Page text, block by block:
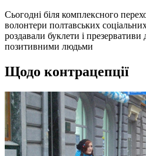
Сьогодні біля комплексного
волонтери полтавських
роздавали буклети і
позитивними людьми
Щодо контрацепції